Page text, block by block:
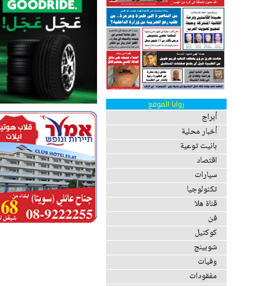
زوايا الموقع
أبراج
أخبار محلية
بانيت توعية
اقتصاد
سيارات
تكنولوجيا
قناة هلا
فن
كوكتيل
شوبينج
وفيات
مفقودات